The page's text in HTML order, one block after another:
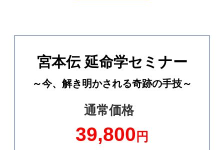
宮本伝 延命学セミナー
～今、解き明かされる奇跡の手技～
通常価格
39,800 円